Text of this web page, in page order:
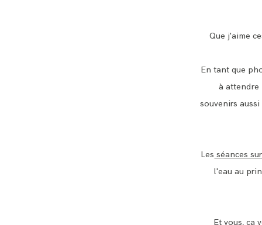
Que j'aime
En tant que
à attendre
souvenirs
Les séances
l'eau au
Et vous, ça